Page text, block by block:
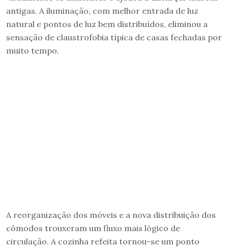
antigas. A iluminação, com melhor entrada de luz
natural e pontos de luz bem distribuídos, eliminou a
sensação de claustrofobia típica de casas fechadas por
muito tempo.
A reorganização dos móveis e a nova distribuição dos
cômodos trouxeram um fluxo mais lógico de
circulação. A cozinha refeita tornou-se um ponto